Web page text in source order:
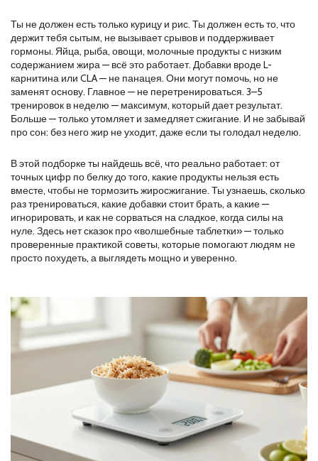
Ты не должен есть только курицу и рис. Ты должен есть то, что
держит тебя сытым, не вызывает срывов и поддерживает
гормоны. Яйца, рыба, овощи, молочные продукты с низким
содержанием жира — всё это работает. Добавки вроде L-
карнитина или CLA — не панацея. Они могут помочь, но не
заменят основу. Главное — не перетренироваться. 3–5
тренировок в неделю — максимум, который дает результат.
Больше — только утомляет и замедляет сжигание. И не забывай
про сон: без него жир не уходит, даже если ты голодал неделю.
В этой подборке ты найдешь всё, что реально работает: от
точных цифр по белку до того, какие продукты нельзя есть
вместе, чтобы не тормозить жиросжигание. Ты узнаешь, сколько
раз тренироваться, какие добавки стоит брать, а какие —
игнорировать, и как не сорваться на сладкое, когда силы на
нуле. Здесь нет сказок про «волшебные таблетки» — только
проверенные практикой советы, которые помогают людям не
просто похудеть, а выглядеть мощно и уверенно.